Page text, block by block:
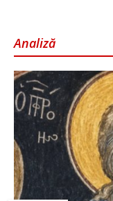
Analiză